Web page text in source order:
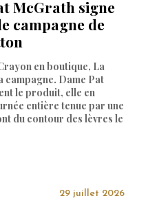
McGrath signe
campagne de
en boutique, La
campagne. Dame Pat
le produit, elle en
entière tenue par une
du contour des lèvres le
29 juillet 2026